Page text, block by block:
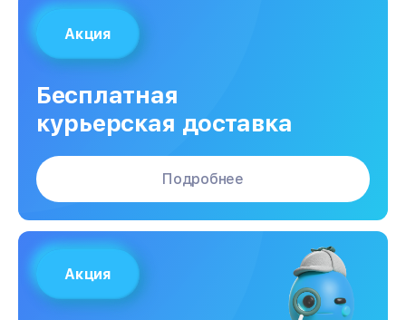
Акция
Бесплатная
курьерская доставка
Подробнее
Акция